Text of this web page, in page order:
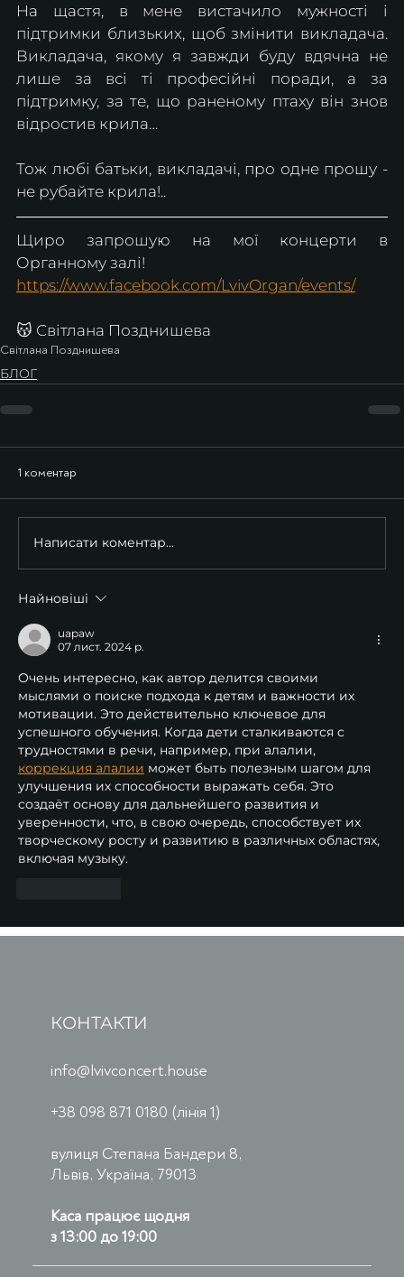
На щастя, в мене вистачило мужності і
підтримки близьких, щоб змінити викладача.
Викладача, якому я завжди буду вдячна не
лише за всі ті професійні поради, а за
підтримку, за те, що раненому птаху він знов
відростив крила…
Тож любі батьки, викладачі, про одне прошу -
не рубайте крила!..
Щиро запрошую на мої концерти в
Органному залі!
https://www.facebook.com/LvivOrgan/events/
😽 Світлана Позднишева
Світлана Позднишева
БЛОГ
1 коментар
Написати коментар...
Найновіші
uapaw
07 лист. 2024 р.
Очень интересно, как автор делится своими
мыслями о поиске подхода к детям и важности их
мотивации. Это действительно ключевое для
успешного обучения. Когда дети сталкиваются с
трудностями в речи, например, при алалии,
коррекция алалии может быть полезным шагом для
улучшения их способности выражать себя. Это
создаёт основу для дальнейшего развития и
уверенности, что, в свою очередь, способствует их
творческому росту и развитию в различных областях,
включая музыку.
КОНТАКТИ
info@lvivconcert.house
+38 098 871 0180 (лінія 1)
вулиця Степана Бандери 8,
Львів, Україна, 79013
Каса працює щодня
з 13:00 до 19:00